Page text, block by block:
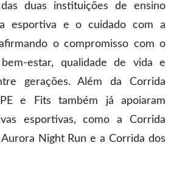
duas instituições de ensino
esportiva e o cuidado com a
o compromisso com o
estar, qualidade de vida e
gerações. Além da Corrida
PE e Fits também já apoiaram
esportivas, como a Corrida
Night Run e a Corrida dos